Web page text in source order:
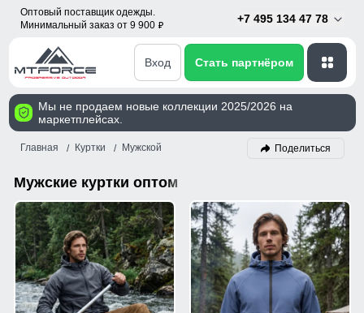
Оптовый поставщик одежды.
Минимальный заказ от 9 900 p
+7 495 134 47 78
Вход Стать партнёром
Мы не продаем новые коллекции 2025/2026 на
маркетплейсах.
Главная Куртки Мужской Поделиться
Мужские куртки оптом